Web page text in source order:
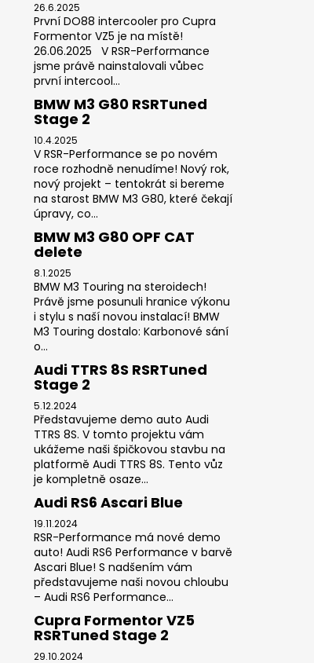
26.6.2025
První DO88 intercooler pro Cupra
Formentor VZ5 je na místě!
26.06.2025 V RSR-Performance
jsme právě nainstalovali vůbec
první intercool...
BMW M3 G80 RSRTuned
Stage 2
10.4.2025
V RSR-Performance se po novém
roce rozhodně nenudíme! Nový rok,
nový projekt – tentokrát si bereme
na starost BMW M3 G80, které čekají
úpravy, co...
BMW M3 G80 OPF CAT
delete
8.1.2025
BMW M3 Touring na steroidech!
Právě jsme posunuli hranice výkonu
i stylu s naší novou instalací! BMW
M3 Touring dostalo: Karbonové sání
o...
Audi TTRS 8S RSRTuned
Stage 2
5.12.2024
Představujeme demo auto Audi
TTRS 8S. V tomto projektu vám
ukážeme naši špičkovou stavbu na
platformě Audi TTRS 8S. Tento vůz
je kompletně osaze...
Audi RS6 Ascari Blue
19.11.2024
RSR-Performance má nové demo
auto! Audi RS6 Performance v barvě
Ascari Blue! S nadšením vám
představujeme naši novou chloubu
– Audi RS6 Performance...
Cupra Formentor VZ5
RSRTuned Stage 2
29.10.2024